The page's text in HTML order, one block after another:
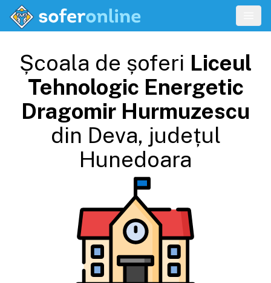
Școala de șoferi Liceul
Tehnologic Energetic
Dragomir Hurmuzescu
din Deva, județul
Hunedoara